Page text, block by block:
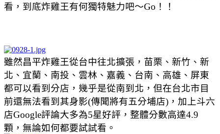
看，到底炸雞王有何獨特魅力吧～Go！！
雖然昌平炸雞王從台中往北擴張，苗栗、新竹、新
北、宜蘭、南投、雲林、嘉義、台南、高雄、屏東
都可以看到分店，幾乎是從南到北，但在台北市目
前還無法看到其身影(傳聞將有五分埔店)，加上斗六
店Google評論大多為5星好評，整體分數高達4.9
顆，無論如何都要試試看。